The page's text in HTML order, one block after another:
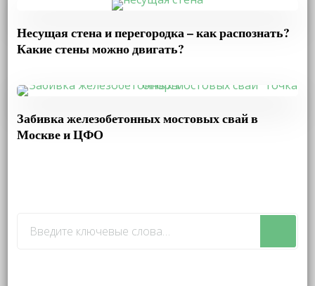
Несущая стена и перегородка – как распознать?
Какие стены можно двигать?
Забивка железобетонных мостовых свай в
Москве и ЦФО